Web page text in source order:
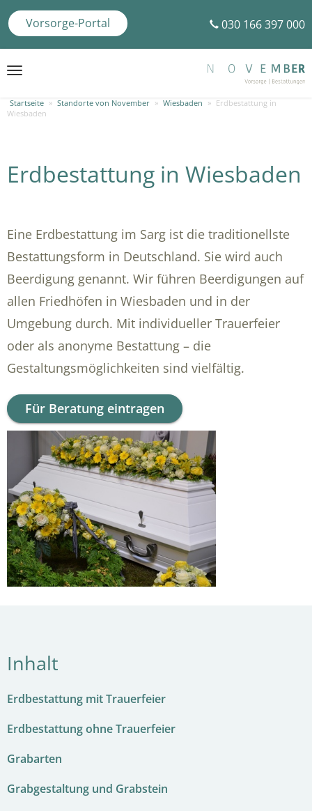
030 166 397 000
Vorsorge-Portal
Toggle
Startseite » Standorte von November » Wiesbaden » Erdbestattung in
Wiesbaden
Erdbestattung in Wiesbaden
Eine Erdbestattung im Sarg ist die traditionellste
Bestattungsform in Deutschland. Sie wird auch
Beerdigung genannt. Wir führen Beerdigungen auf
allen Friedhöfen in Wiesbaden und in der
Umgebung durch. Mit individueller Trauerfeier
oder als anonyme Bestattung – die
Gestaltungsmöglichkeiten sind vielfältig.
Für Beratung eintragen
Inhalt
Erdbestattung mit Trauerfeier
Erdbestattung ohne Trauerfeier
Grabarten
Grabgestaltung und Grabstein